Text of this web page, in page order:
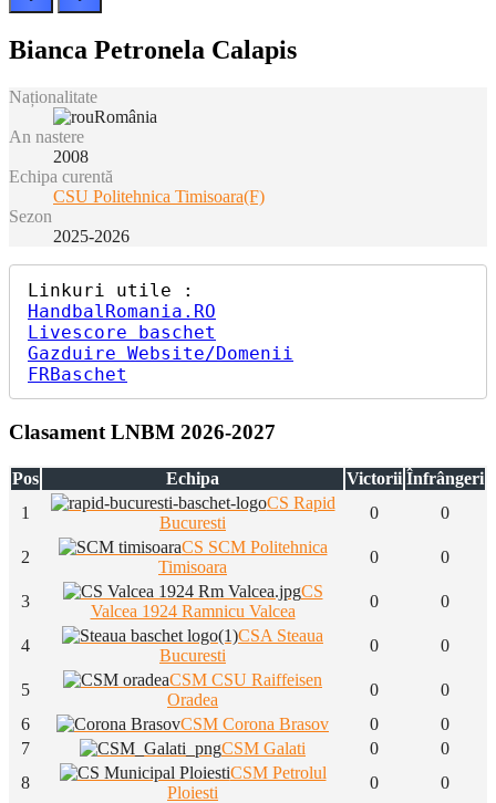
Bianca Petronela Calapis
Naționalitate
România
An nastere
2008
Echipa curentă
CSU Politehnica Timisoara(F)
Sezon
2025-2026
HandbalRomania.RO
Livescore baschet
Gazduire Website/Domenii
FRBaschet
Clasament LNBM 2026-2027
Pos Echipa Victorii Înfrângeri
1
CS Rapid
Bucuresti
0 0
2
CS SCM Politehnica
Timisoara
0 0
3
CS
Valcea 1924 Ramnicu Valcea
0 0
4
CSA Steaua
Bucuresti
0 0
5
CSM CSU Raiffeisen
Oradea
0
0
6
CSM Corona Brasov 0
0
7
CSM Galati 0
0
8
CSM Petrolul
Ploiesti
0
0